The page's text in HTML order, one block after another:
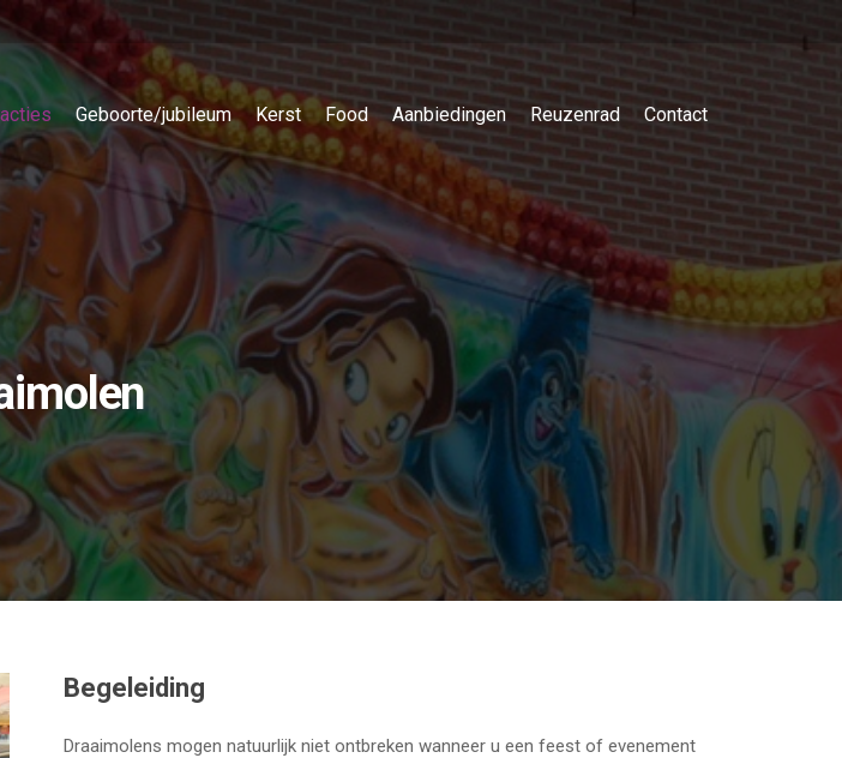
Geboorte/jubileum Kerst Food Aanbiedingen Reuzenrad Contact
Begeleiding
Draaimolens mogen natuurlijk niet ontbreken wanneer u een feest of evenement